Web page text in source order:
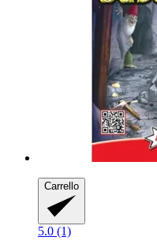
Carrello
5.0 (1)